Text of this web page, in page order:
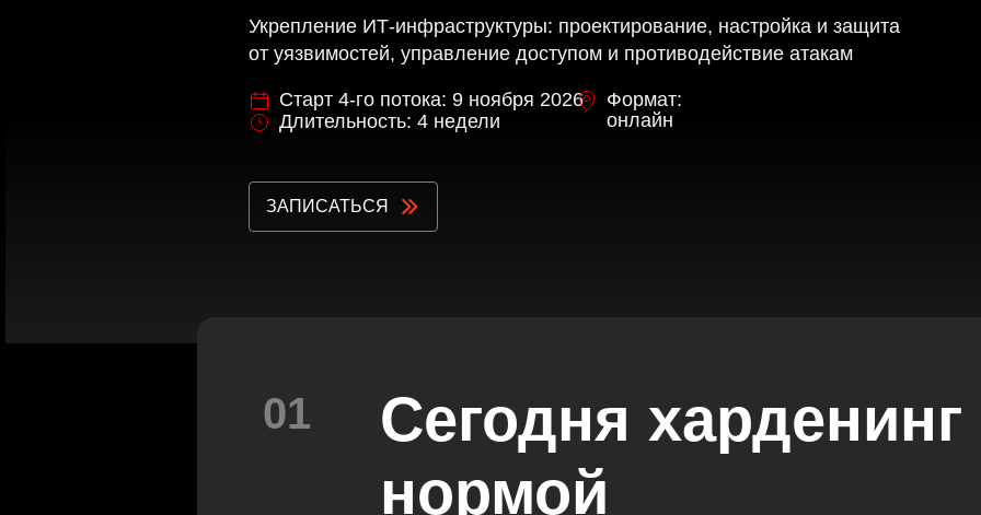
Укрепление ИТ-инфраструктуры: проектирование, настройка и защита
от уязвимостей, управление доступом и противодействие атакам
ЗАПИСАТЬСЯ
Старт 4-го потока: 9 ноября 2026
Формат:
онлайн
Длительность: 4 недели
Сегодня харденинг
нормой
01